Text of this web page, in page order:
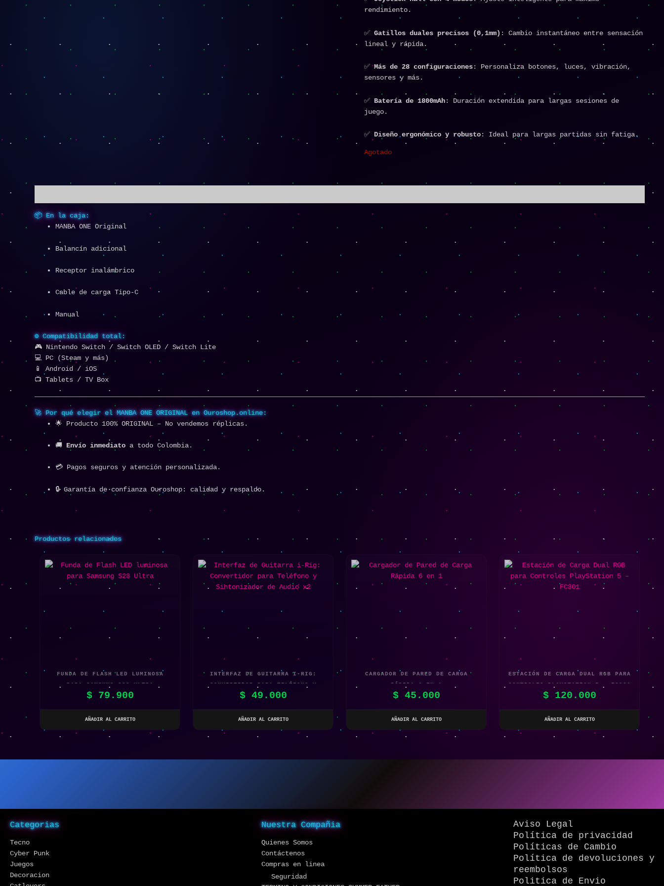
rendimiento.
✅ Gatillos duales precisos (0,1mm) : Cambio instantáneo entre sensación
lineal y rápida.
✅Más de 28 configuraciones: Personaliza botones, luces, vibración,
sensores y más.
✅ Batería de 1800mAh: Duración extendida para largas sesiones de
juego.
✅ Diseño ergonómico y robusto: Ideal para largas partidas sin fatiga.
Agotado
📦 En la caja:
MANBA ONE Original
Balancín adicional
Receptor inalámbrico
Cable de carga Tipo-C
Manual
⚙️ Compatibilidad total:
🎮 Nintendo Switch / Switch OLED / Switch Lite
💻 PC (Steam y más)
📱 Android / iOS
📺 Tablets / TV Box
🚀 Por qué elegir el MANBA ONE ORIGINAL en Ouroshop.online:
🌟 Producto 100% ORIGINAL – No vendemos réplicas.
🚚 Envío inmediato a todo Colombia.
💳 Pagos seguros y atención personalizada.
🔒 Garantía de confianza Ouroshop: calidad y respaldo.
Productos relacionados
FUNDA DE FLASH LED LUMINOSA
PARA SAMSUNG S23 ULTRA
$79.900
AÑADIR AL CARRITO
INTERFAZ DE GUITARRA I-RIG:
CONVERTIDOR PARA TELÉFONO Y
SINTONIZADOR DE AUDIO X2
$49.000
AÑADIR AL CARRITO
CARGADOR DE PARED DE CARGA
RÁPIDA 6 EN 1
$45.000
AÑADIR AL CARRITO
ESTACIÓN DE CARGA DUAL RGB PARA
CONTROLES PLAYSTATION 5 – FC301
$120.000
AÑADIR AL CARRITO
Categorias
Tecno
Cyber Punk
Juegos
Decoracion
Nuestra Compañia
Quienes Somos
Contáctenos
Compras en linea
Seguridad
Aviso Legal
Política de privacidad
Políticas de Cambio
Política de devoluciones y
reembolsos
Politica de Envio